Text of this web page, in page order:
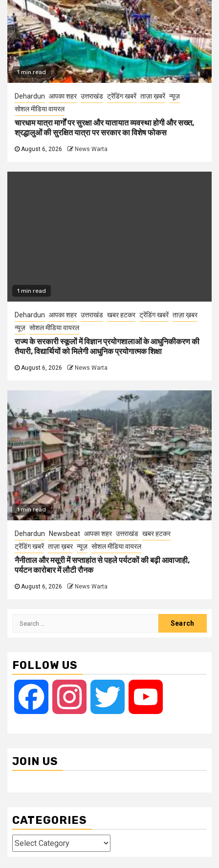
1 min read
Dehardun आपका शहर उत्तराखंड ट्रेंडिंग खबरें ताज़ा ख़बरें न्यूज़
सोशल मीडिया वायरल
चारधाम यात्रा मार्गों पर सुरक्षा और यातायात व्यवस्था होगी और सख्त,
श्रद्धालुओं की सुरक्षित यात्रा पर सरकार का विशेष फोकस
August 6, 2026 News Warta
1 min read
Dehardun आपका शहर उत्तराखंड खबर हटकर ट्रेंडिंग खबरें ताज़ा ख़बर
न्यूज़ सोशल मीडिया वायरल
राज्य के सरकारी स्कूलों में विज्ञान प्रयोगशालाओं के आधुनिकीकरण की
तैयारी, विद्यार्थियों को मिलेगी आधुनिक प्रयोगात्मक शिक्षा
August 6, 2026 News Warta
1 min read
Dehardun Newsbeat आपका शहर उत्तराखंड खबर हटकर
ट्रेंडिंग खबरें ताज़ा ख़बर न्यूज़ सोशल मीडिया वायरल
नैनीताल और मसूरी में सप्ताहांत से पहले पर्यटकों की बढ़ी आवाजाही,
पर्यटन कारोबार में लौटी रौनक
August 6, 2026 News Warta
Search
FOLLOW US
Facebook Instagram Twitter
JOIN US
CATEGORIES
Categories